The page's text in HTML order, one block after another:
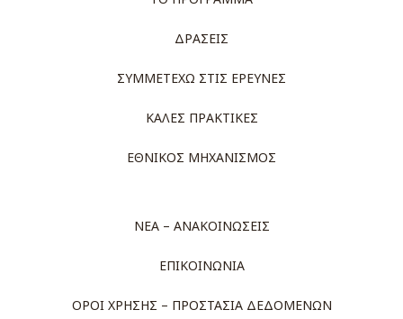
ΔΡΑΣΕΙΣ
ΣΥΜΜΕΤΕΧΩ ΣΤΙΣ ΕΡΕΥΝΕΣ
ΚΑΛΕΣ ΠΡΑΚΤΙΚΕΣ
ΕΘΝΙΚΟΣ ΜΗΧΑΝΙΣΜΟΣ
ΝΕΑ – ΑΝΑΚΟΙΝΩΣΕΙΣ
ΕΠΙΚΟΙΝΩΝΙΑ
ΟΡΟΙ ΧΡΗΣΗΣ – ΠΡΟΣΤΑΣΙΑ ΔΕΔΟΜΕΝΩΝ